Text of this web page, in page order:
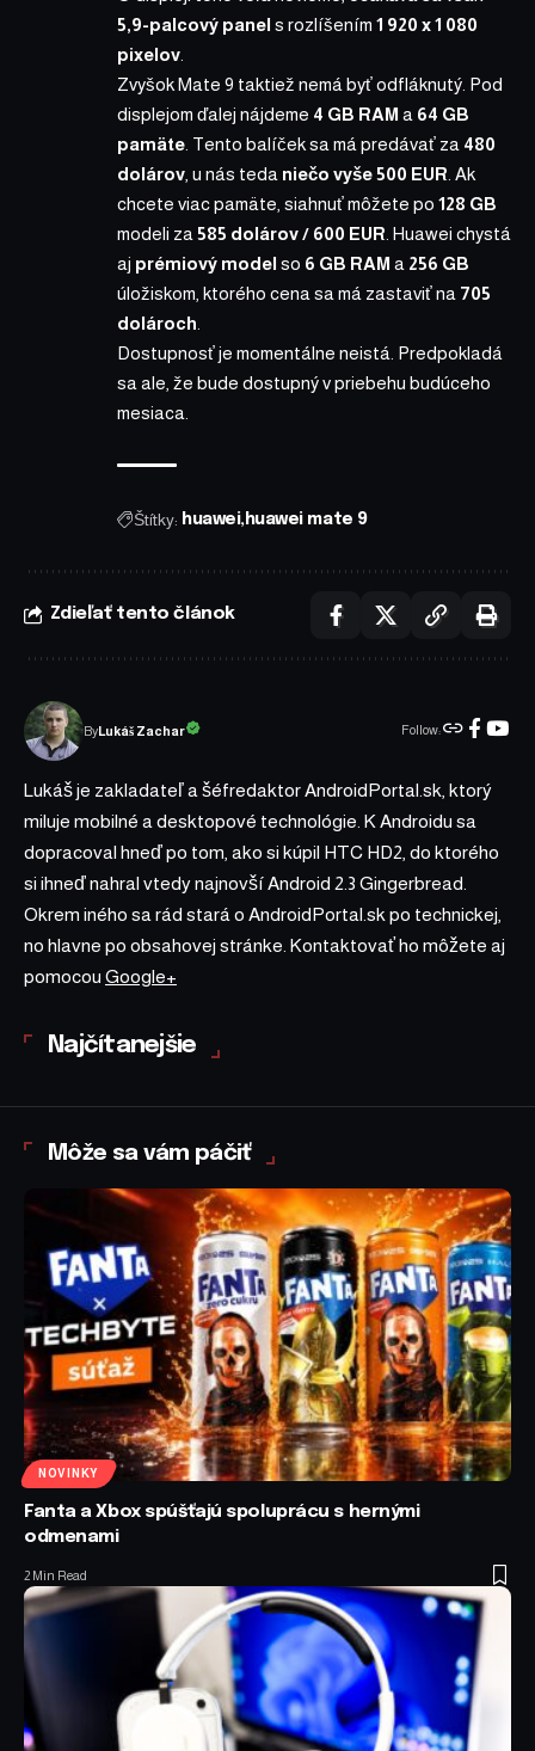
5,9-palcový panel s rozlíšením 1 920 x 1 080
pixelov
Zvyšok Mate 9 taktiež nemá byť odfláknutý. Pod
displejom ďalej nájdeme 4 GB RAM a 64 GB
pamäte . Tento balíček sa má predávať za 480
dolárov , u nás teda niečo vyše 500 EUR . Ak
chcete viac pamäte, siahnuť môžete po 128 GB
modeli za 585 dolárov / 600 EUR . Huawei chystá
aj prémiový model so 6 GB RAM a 256 GB
úložiskom, ktorého cena sa má zastaviť na 705
dolároch
Dostupnosť je momentálne neistá. Predpokladá
sa ale, že bude dostupný v priebehu budúceho
mesiaca.
Štítky: huawei huawei mate 9
Zdieľať tento článok
ByLukáš Zachar Follow:
Lukáš je zakladateľ a šéfredaktor AndroidPortal.sk, ktorý
miluje mobilné a desktopové technológie. K Androidu sa
dopracoval hneď po tom, ako si kúpil HTC HD2, do ktorého
si ihneď nahral vtedy najnovší Android 2.3 Gingerbread.
Okrem iného sa rád stará o AndroidPortal.sk po technickej,
no hlavne po obsahovej stránke. Kontaktovať ho môžete aj
pomocou Google+
Najčítanejšie
Môže sa vám páčiť
NOVINKY
Fanta a Xbox spúšťajú spoluprácu s hernými
odmenami
2 Min Read